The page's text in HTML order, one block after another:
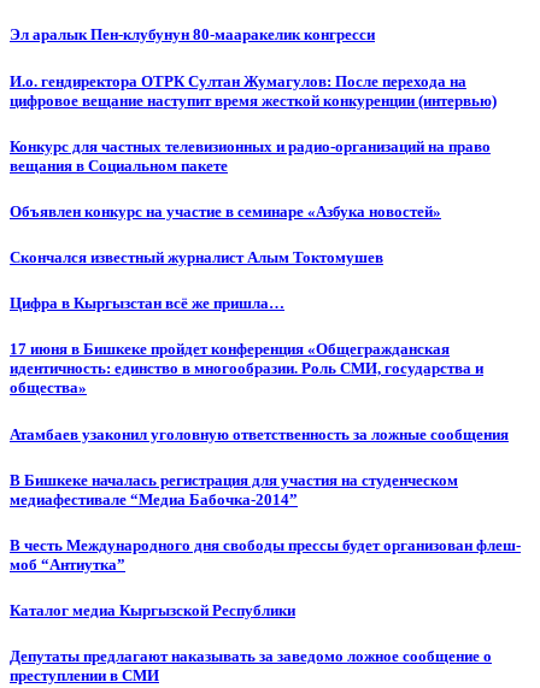
Эл аралык Пен-клубунун 80-мааракелик конгресси
И.о. гендиректора ОТРК Султан Жумагулов: После перехода на
цифровое вещание наступит время жесткой конкуренции (интервью)
Конкурс для частных телевизионных и радио-организаций на право
вещания в Социальном пакете
Объявлен конкурс на участие в семинаре «Азбука новостей»
Cкончался известный журналист Алым Токтомушев
Цифра в Кыргызстан всё же пришла…
17 июня в Бишкеке пройдет конференция «Общегражданская
идентичность: единство в многообразии. Роль СМИ, государства и
общества»
Атамбаев узаконил уголовную ответственность за ложные сообщения
В Бишкеке началась регистрация для участия на студенческом
медиафестивале “Медиа Бабочка-2014”
В честь Международного дня свободы прессы будет организован флеш-
моб “Антиутка”
Каталог медиа Кыргызской Республики
Депутаты предлагают наказывать за заведомо ложное сообщение о
преступлении в СМИ